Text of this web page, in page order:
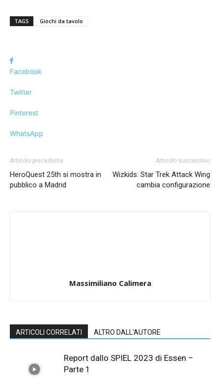
TAGS Giochi da tavolo
Facebook
Twitter
Pinterest
WhatsApp
Articolo precedente
HeroQuest 25th si mostra in
pubblico a Madrid
Articolo successivo
Wizkids: Star Trek Attack Wing
cambia configurazione
Massimiliano Calimera
ARTICOLI CORRELATI ALTRO DALL'AUTORE
Report dallo SPIEL 2023 di Essen –
Parte 1